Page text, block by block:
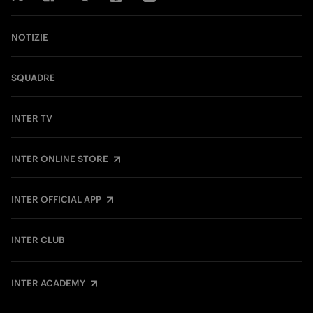
NOTIZIE
SQUADRE
INTER TV
INTER ONLINE STORE
INTER OFFICIAL APP
INTER CLUB
INTER ACADEMY